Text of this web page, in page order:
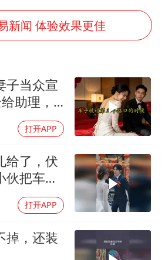
全民健身事业高质量发展
上四休三，但降薪1000元，你接受吗？
台当局重金为“台独”织“皇帝新衣”
商场现钱学森巨幅海报 负责人回应
老挝国会主席赛宋蓬逝世
购飞机票7分钟后退票被扣2022元
乐享全民健身 共筑健康中国
新闻 体验效果更佳
子当众宣
助理，
急忙拦住
打开APP
给了，伏
伙把车送
打开APP
掉，还装